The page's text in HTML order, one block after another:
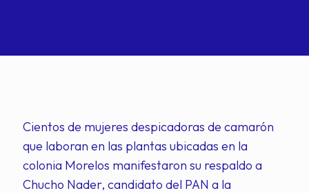
Cientos de mujeres despicadoras de camarón
que laboran en las plantas ubicadas en la
colonia Morelos manifestaron su respaldo a
Chucho Nader, candidato del PAN a la